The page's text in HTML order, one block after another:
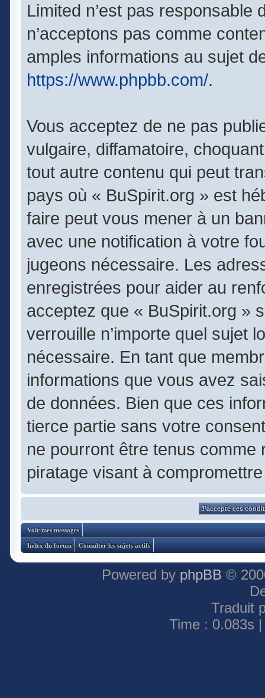
Limited n’est pas
n’acceptons pas comme
amples informations au sujet
https://www.phpbb.com/.
Vous acceptez de ne pas
vulgaire, diffamatoire,
tout autre contenu qui peut
pays où « BuSpirit.org » est
faire peut vous mener à un
avec une notification à votre
jugeons nécessaire. Les
enregistrées pour aider au
acceptez que « BuSpirit.org »
verrouille n’importe quel sujet
nécessaire. En tant que
informations que vous avez
de données. Bien que ces
tierce partie sans votre
ne pourront être tenus
piratage visant à
Voir mes messages
Index du forum Consulter les sujets actifs
Powered by phpBB ©
Traduit
Time : 0.083s